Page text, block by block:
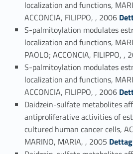
localization and functions,
ACCONCIA, FILIPPO, , 2006 Link identifier #identifier_person_25028-92
S-palmitoylation modulates
localization and functions,
PAOLO; ACCONCIA, FILIPPO, ,
S-palmitoylation modulates
localization and functions,
ACCONCIA, FILIPPO, , 2006 Link identifier #identifier_person_112549-94
Daidzein-sulfate metabolites
antiproliferative activities of
cultured human cancer cells,
MARINO, MARIA, , 2005 Link identifier #identifier_person_173180-95